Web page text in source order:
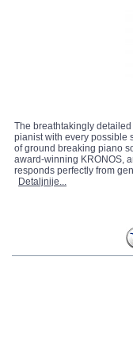
The breathtakingly
pianist with every possible
of ground breaking piano
award-winning KRONOS,
responds perfectly from
Detaljnije...